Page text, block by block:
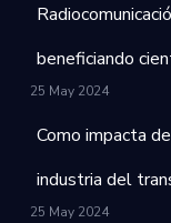
beneficiando
25 May 2024
Como impacta
industria del
25 May 2024